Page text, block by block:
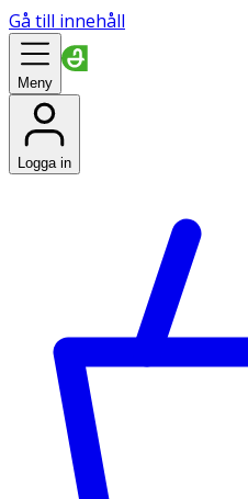
Gå till innehåll
Meny
Logga in